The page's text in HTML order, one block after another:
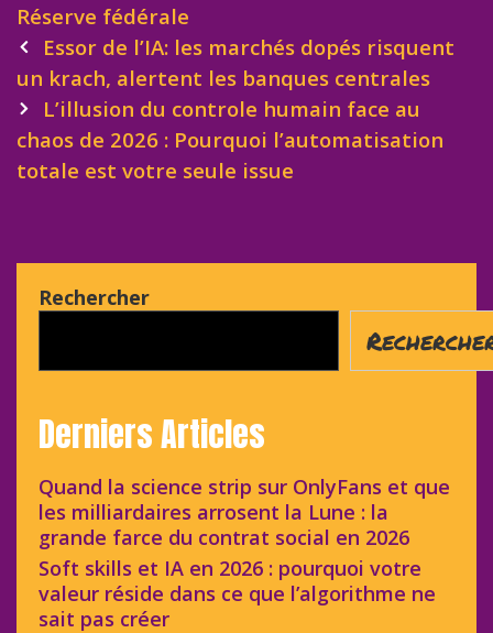
Réserve fédérale
Post
navigation
Essor de l’IA: les marchés dopés risquent
un krach, alertent les banques centrales
L’illusion du controle humain face au
chaos de 2026 : Pourquoi l’automatisation
totale est votre seule issue
Rechercher
Derniers Articles
Quand la science strip sur OnlyFans et que
les milliardaires arrosent la Lune : la
grande farce du contrat social en 2026
Soft skills et IA en 2026 : pourquoi votre
valeur réside dans ce que l’algorithme ne
sait pas créer